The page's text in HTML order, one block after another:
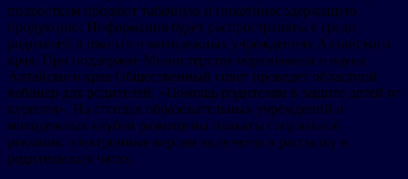
подросткам продают табачную и никотиносодержащую
продукцию. Информация будет распространяться среди
родителей в школах и молодежных учреждениях Алтайского
края. При поддержке Министерства образования и науки
Алтайского края Общественный совет проведет областной
вебинар для родителей: «Помощь родителям в защите детей от
курения». На стендах образовательных учреждений и
молодежных клубов размещены плакаты социальной
рекламы, электронные версии включены в рассылку в
родительских чатах.